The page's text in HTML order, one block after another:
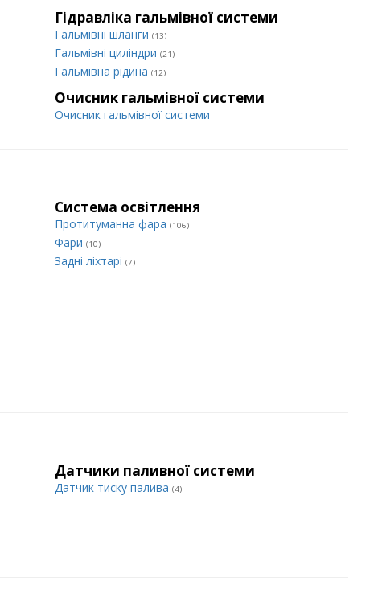
Гідравліка гальмівної системи
Гальмівні шланги (13)
Гальмівні циліндри (21)
Гальмівна рідина (12)
Очисник гальмівної системи
Очисник гальмівної системи
Система освітлення
Протитуманна фара (106)
Фари (10)
Задні ліхтарі (7)
Датчики паливної системи
Датчик тиску палива (4)